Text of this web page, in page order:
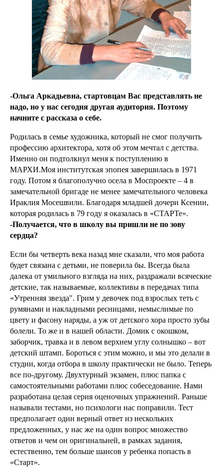
-Ольга Аркадьевна, стартовцам Вас представлять не
надо, но у нас сегодня другая аудитория. Поэтому
начните с рассказа о себе.
Родилась в семье художника, который не смог получить
профессию архитектора, хотя об этом мечтал с детства.
Именно он подтолкнул меня к поступлению в
МАРХИ.Моя институтская эпопея завершилась в 1971
году. Потом я благополучно осела в Моспроекте – 4 в
замечательной бригаде не менее замечательного человека
Ираклия Мосешвили. Благодаря младшей дочери Ксении,
которая родилась в 79 году я оказалась в «СТАРТе».
-Получается, что в школу вы пришли не по зову
сердца?
Если бы четверть века назад мне сказали, что моя работа
будет связана с детьми, не поверила бы. Всегда была
далека от умильного взгляда на них, раздражали всяческие
детские, так называемые, коллективы в передачах типа
«Утренняя звезда". Грим у девочек под взрослых теть с
румянами и накладными ресницами, немыслимые по
цвету и фасону наряды, а уж от детского хора просто зубы
болели. То же и в нашей области. Домик с окошком,
заборчик, травка и в левом верхнем углу солнышко – вот
детский штамп. Бороться с этим можно, и мы это делали в
студии, когда отбора в школу практически не было. Теперь
все по-другому. Двухтурный экзамен, плюс папка с
самостоятельными работами плюс собеседование. Нами
разработана целая серия оценочных упражнений. Раньше
называли тестами, но психологи нас поправили. Тест
предполагает один верный ответ из нескольких
предложенных, у нас же на один вопрос множество
ответов и чем он оригинальней, в рамках задания,
естественно, тем больше шансов у ребенка попасть в
«Старт».